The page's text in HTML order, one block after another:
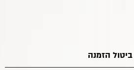
ביטול הזמנה